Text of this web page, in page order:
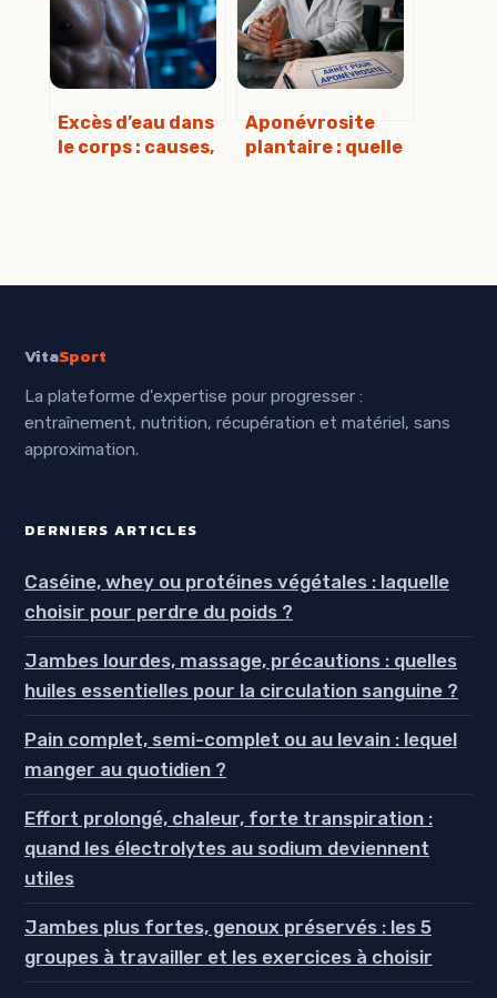
explications
claires
intestins
Excès d’eau dans
le corps : causes,
Aponévrosite
plantaire : quelle
VitaSport
La plateforme d'expertise pour progresser :
entraînement, nutrition, récupération et matériel, sans
approximation.
DERNIERS ARTICLES
Caséine, whey ou protéines végétales : laquelle
choisir pour perdre du poids ?
Jambes lourdes, massage, précautions : quelles
huiles essentielles pour la circulation sanguine ?
Pain complet, semi-complet ou au levain : lequel
manger au quotidien ?
Effort prolongé, chaleur, forte transpiration :
quand les électrolytes au sodium deviennent
utiles
Jambes plus fortes, genoux préservés : les 5
groupes à travailler et les exercices à choisir